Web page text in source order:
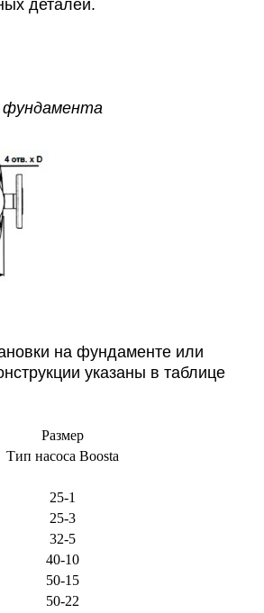
деталей.
на фундаменте или
указаны в таблице
Размер
Тип насоса Boosta
25-1
25-3
32-5
40-10
50-15
50-22